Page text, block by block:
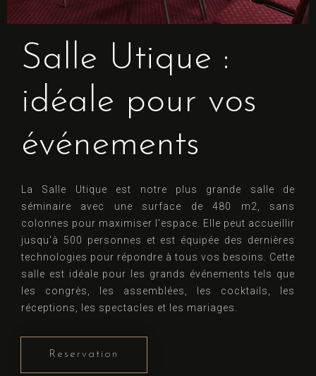
Salle Utique :
idéale pour vos
événements
La Salle Utique est notre plus grande salle de
séminaire avec une surface de 480 m2, sans
colonnes pour maximiser l'espace. Elle peut accueillir
jusqu'à 500 personnes et est équipée des dernières
technologies pour répondre à tous vos besoins. Cette
salle est idéale pour les grands événements tels que
les congrès, les assemblées, les cocktails, les
réceptions, les spectacles et les mariages.
Reservation